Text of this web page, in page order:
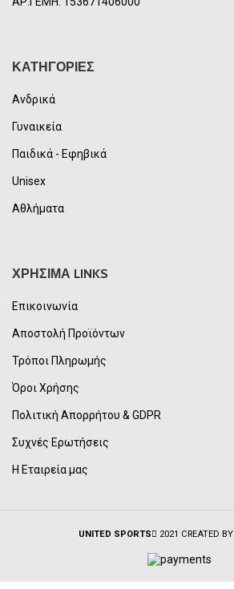
ΚΑΤΗΓΟΡΙΕΣ
Ανδρικά
Γυναικεία
Παιδικά - Εφηβικά
Unisex
Αθλήματα
ΧΡΗΣΙΜΑ LINKS
Επικοινωνία
Αποστολή Προϊόντων
Τρόποι Πληρωμής
Όροι Χρήσης
Πολιτική Απορρήτου & GDPR
Συχνές Ερωτήσεις
Η Εταιρεία μας
UNITED SPORTS 2021 CREATED BY